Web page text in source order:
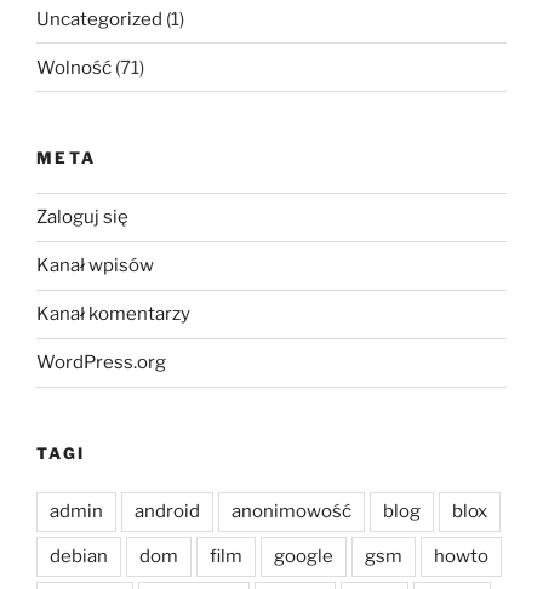
Uncategorized (1)
Wolność (71)
META
Zaloguj się
Kanał wpisów
Kanał komentarzy
WordPress.org
TAGI
admin android anonimowość blog blox
debian dom film google gsm howto